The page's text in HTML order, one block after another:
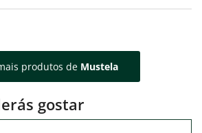
produtos de Mustela
gostar